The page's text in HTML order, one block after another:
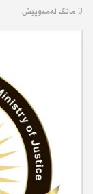
3 مانگ له‌مه‌وپێش